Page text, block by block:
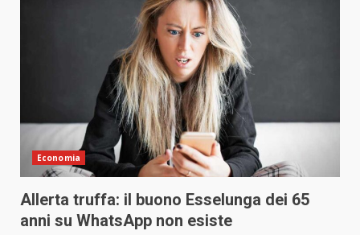
Economia
Allerta truffa: il buono Esselunga dei 65
anni su WhatsApp non esiste